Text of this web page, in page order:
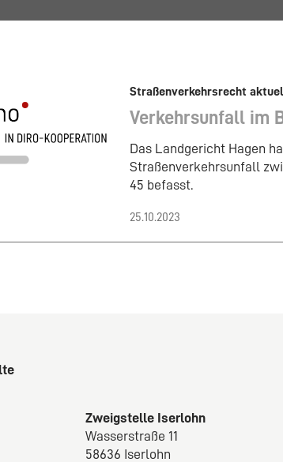
Straßenverkehrsrecht
Verkehrsunfall im
Das Landgericht Hagen
Straßenverkehrsunfall
45 befasst.
25.10.2023
Zweigstelle Iserlohn
Wasserstraße 11
58636 Iserlohn